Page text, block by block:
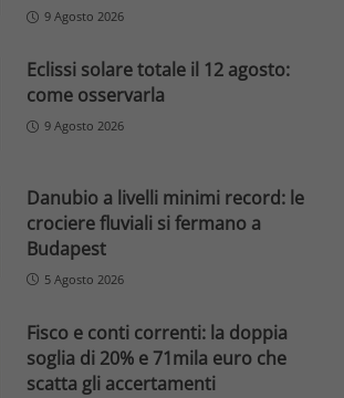
9 Agosto 2026
Eclissi solare totale il 12 agosto:
come osservarla
9 Agosto 2026
Danubio a livelli minimi record: le
crociere fluviali si fermano a
Budapest
5 Agosto 2026
Fisco e conti correnti: la doppia
soglia di 20% e 71mila euro che
scatta gli accertamenti